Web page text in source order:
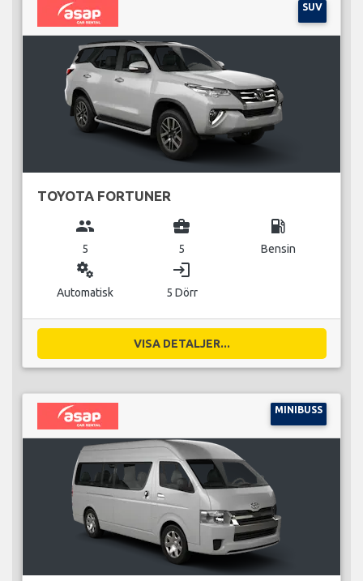
SUV
TOYOTA FORTUNER
group
5
business_center
5
local_gas_station
Bensin
miscellaneous_services
Automatisk
login
5 Dörr
VISA DETALJER...
MINIBUSS